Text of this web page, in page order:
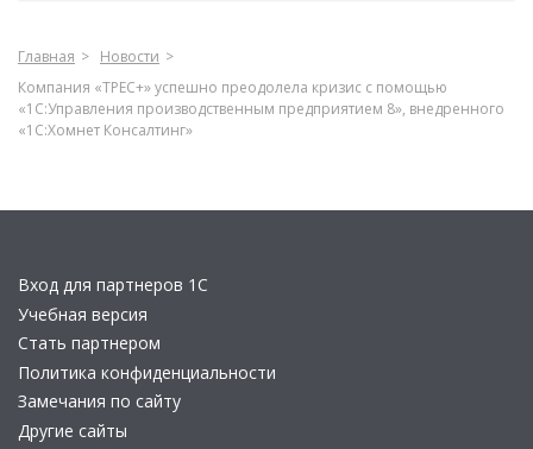
Главная
Новости
Компания «ТРЕС+» успешно преодолела кризис с помощью
«1С:Управления производственным предприятием 8», внедренного
«1С:Хомнет Консалтинг»
Вход для партнеров 1С
Учебная версия
Стать партнером
Политика конфиденциальности
Замечания по сайту
Другие сайты